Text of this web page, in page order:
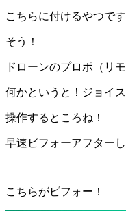
こちらに付けるやつです
そう！
ドローンのプロポ（リ
何かというと！ジョイ
操作するところね！
早速ビフォーアフターし
こちらがビフォー！